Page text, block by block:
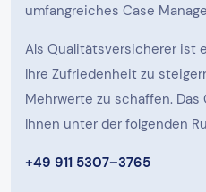
umfangreiches Case
Als Qualitätsversicherer ist
Ihre Zufriedenheit zu
Mehrwerte zu schaffen.
Ihnen unter der folgenden
+49 911 5307–3765